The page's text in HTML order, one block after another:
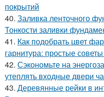
покрытий
40. Заливка ленточного
Тонкости заливки
41. Как подобрать цвет
гарнитура: простые
42. Сэкономьте на
утеплять входные двери
43. Деревянные рейки в